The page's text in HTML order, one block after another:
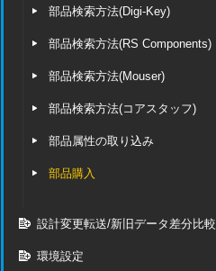
部品検索方法(Digi-Key)
部品検索方法(RS Components)
部品検索方法(Mouser)
部品検索方法(コアスタッフ)
部品属性の取り込み
部品購入
設計変更転送/新旧データ差分比較
環境設定